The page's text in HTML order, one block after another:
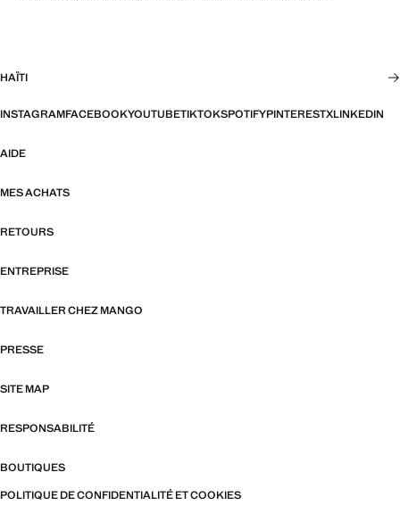
HAÏTI
INSTAGRAMFACEBOOKYOUTUBETIKTOKSPOTIFYPINTERESTXLINKEDIN
AIDE
MES ACHATS
RETOURS
ENTREPRISE
TRAVAILLER CHEZ MANGO
PRESSE
SITE MAP
RESPONSABILITÉ
BOUTIQUES
POLITIQUE DE CONFIDENTIALITÉ ET COOKIES